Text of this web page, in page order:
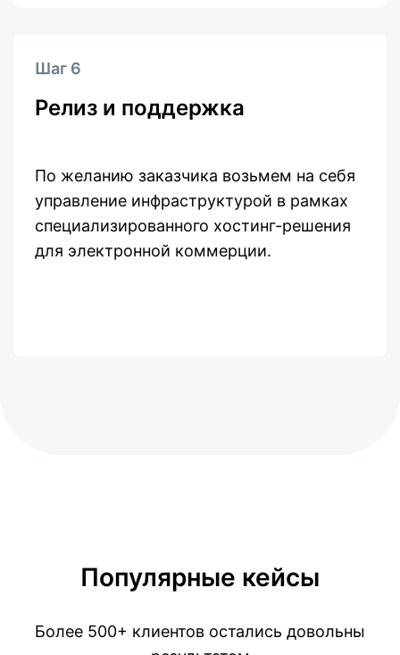
Шаг 6
Релиз и поддержка
По желанию заказчика возьмем на себя
управление инфраструктурой в рамках
специализированного хостинг-решения
для электронной коммерции.
Популярные кейсы
Более 500+ клиентов остались довольны